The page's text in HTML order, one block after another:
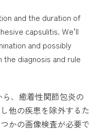
and the duration of
capsulitis. We’ll
and possibly
diagnosis and rule
ら、癒着性関節包炎の
他の疾患を除外するた
かの画像検査が必要で